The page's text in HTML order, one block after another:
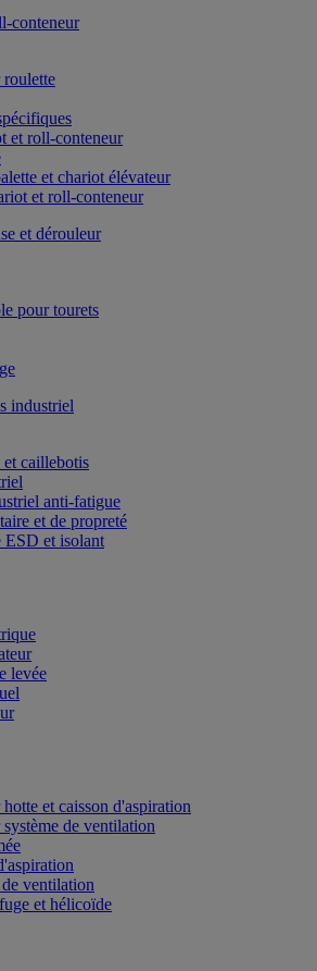
conteneur
roulette
et roll-conteneur
et chariot élévateur
et roll-conteneur
et dérouleur
pour tourets
industriel
et caillebotis
anti-fatigue
et de propreté
ESD et isolant
levée
et caisson d'aspiration
de ventilation
ventilation
et hélicoïde